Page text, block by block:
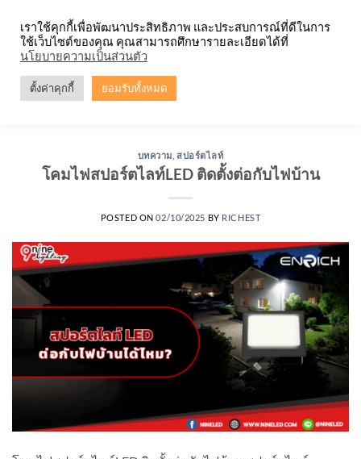
content
บทความ สปอร์ตไลท์
โคมไฟสปอร์ตไลท์LED ติดตั้งต่อกับไฟบ้าน
POSTED ON02/10/2025 BY RICHEST
เราใช้คุกกี้เพื่อพัฒนาประสิทธิภาพ และประสบการณ์ที่ดีในการ
ใช้เว็บไซต์ของคุณ คุณสามารถศึกษารายละเอียดได้ที่
นโยบายความเป็นส่วนตัว
ตั้งค่าคุกกี้ ยอมรับทั้งหมด